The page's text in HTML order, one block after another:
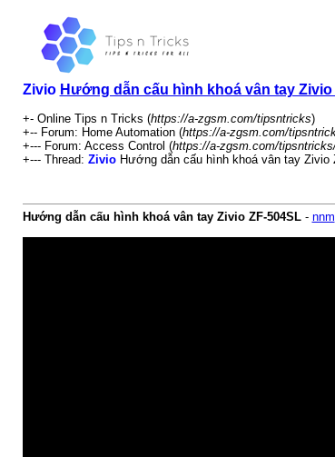
Zivio Hướng dẫn cấu hình khoá vân tay Zivio
+- Online Tips n Tricks (https://a-zgsm.com/tipsntricks)
+-- Forum: Home Automation (https://a-zgsm.com/
+--- Forum: Access Control (https://a-zgsm.com/
+--- Thread: ZivioHướng dẫn cấu hình khoá vân tay Zivio
Hướng dẫn cấu hình khoá vân tay Zivio ZF-504SL- nnm